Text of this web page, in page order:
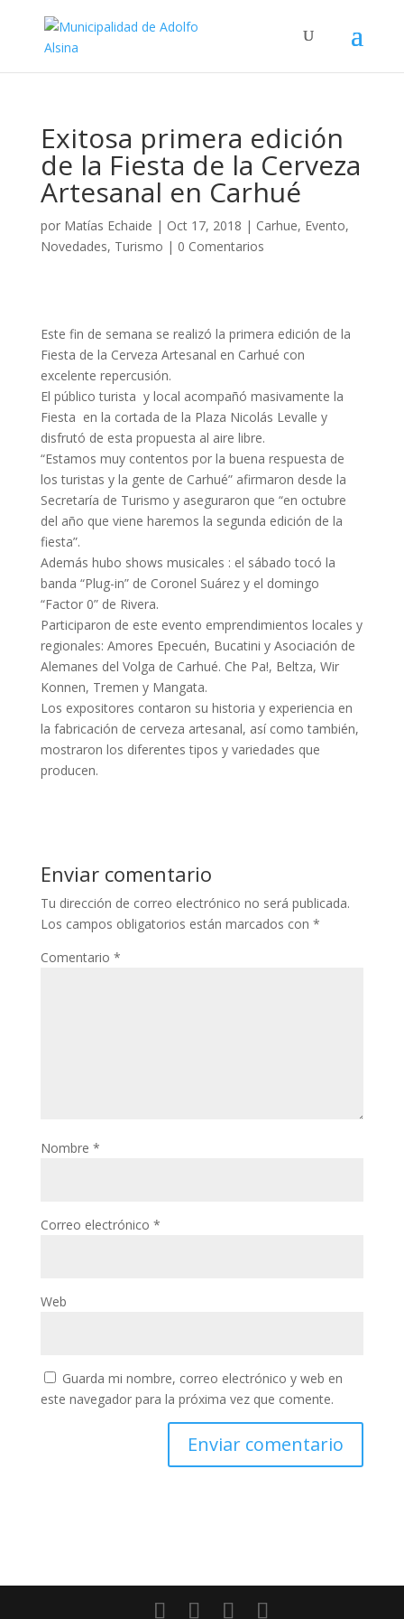
Exitosa primera edición
de la Fiesta de la Cerveza
Artesanal en Carhué
por Matías Echaide | Oct 17, 2018 | Carhue, Evento,
Novedades, Turismo | 0 Comentarios
Este fin de semana se realizó la primera edición de la
Fiesta de la Cerveza Artesanal en Carhué con
excelente repercusión.
El público turista y local acompañó masivamente la
Fiesta en la cortada de la Plaza Nicolás Levalle y
disfrutó de esta propuesta al aire libre.
“Estamos muy contentos por la buena respuesta de
los turistas y la gente de Carhué” afirmaron desde la
Secretaría de Turismo y aseguraron que “en octubre
del año que viene haremos la segunda edición de la
fiesta”.
Además hubo shows musicales : el sábado tocó la
banda “Plug-in” de Coronel Suárez y el domingo
“Factor 0” de Rivera.
Participaron de este evento emprendimientos locales y
regionales: Amores Epecuén, Bucatini y Asociación de
Alemanes del Volga de Carhué. Che Pa!, Beltza, Wir
Konnen, Tremen y Mangata.
Los expositores contaron su historia y experiencia en
la fabricación de cerveza artesanal, así como también,
mostraron los diferentes tipos y variedades que
producen.
Enviar comentario
Tu dirección de correo electrónico no será publicada.
Los campos obligatorios están marcados con *
Comentario *
Nombre *
Correo electrónico *
Web
Guarda mi nombre, correo electrónico y web en
este navegador para la próxima vez que comente.